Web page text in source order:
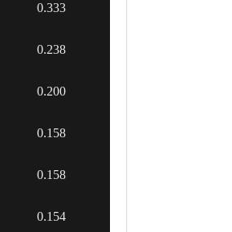
0.333
0.238
0.200
0.158
0.158
0.154